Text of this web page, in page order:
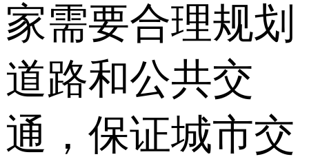
家需要合理规划
道路和公共交
通，保证城市交